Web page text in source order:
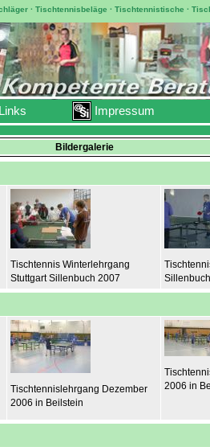
· Tischtennisbeläge · Tischtennistische ·
Links Impressum
Bildergalerie
Tischtennis Winterlehrgang
Stuttgart Sillenbuch 2007
Sillenbuch
Tischtennislehrgang Dezember
2006 in Beilstein
2006 in